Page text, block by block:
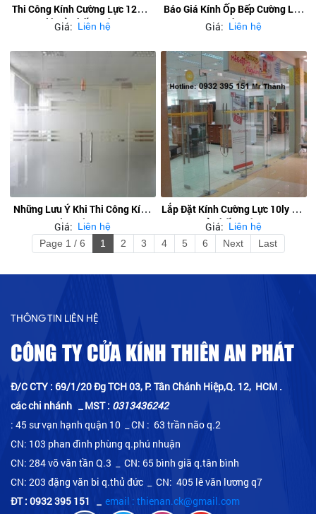
Thi Công Kính Cường Lực 12mm
Giá Rẻ Nhất Quận 2
Giá: Liên hệ
Báo Giá Kính Ốp Bếp Cường Lực
Quận 7
Giá: Liên hệ
Những Lưu Ý Khi Thi Công Kính
10ly Cường Lực
Giá: Liên hệ
Lắp Đặt Kính Cường Lực 10ly Giá
Rẻ Nhất Quận 9
Giá: Liên hệ
Page 1 / 6
1 2 3 4 5 6 Next Last
THÔNG TIN LIÊN HỆ
CÔNG TY CỬA KÍNH THIÊN AN PHÁT
Đ/C CTY : 69/1/20 Đg TCH 03, P. Tân Chánh Hiệp,Q. 12, HCM .
các chi nhánh _ MST : 0313436242
: 45 sư vạn hạnh quận 10 _ CN : 63 trần não q.2
CN: 103 phan đình phùng q.phú nhuận
CN: 284 võ văn tần Q.3 _ CN: 65 bình giã q.tân bình
CN: 203 đặng văn bi q.thủ đức _ CN: 405 lê văn lương q7
ĐT : 0932 395 151 _ email : thienan.ck@gmail.com